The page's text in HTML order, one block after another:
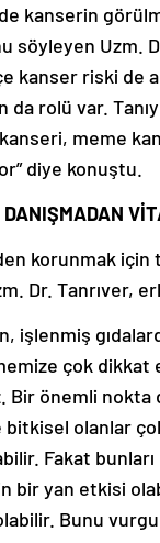
kanserin
söyleyen Uzm.
kanser riski de
da rolü var.
meme
diye konuştu.
DANIŞMADAN
korunmak
Dr. Tanrıver,
işlenmiş
çok dikkat
Bir önemli
bitkisel olanlar
Fakat bunları
bir yan etkisi
Bunu